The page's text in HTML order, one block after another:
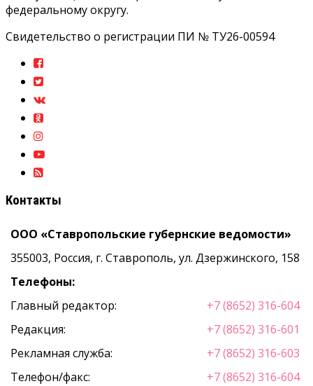
федеральному округу.
Свидетельство о регистрации ПИ № ТУ26-00594
Контакты
ООО «Ставропольские губернские ведомости»
355003, Россия, г. Ставрополь, ул. Дзержинского, 158
Телефоны:
Главный редактор:
+7 (8652) 316-604
Редакция:
+7 (8652) 316-601
Рекламная служба:
+7 (8652) 316-603
Телефон/факс:
+7 (8652) 316-604